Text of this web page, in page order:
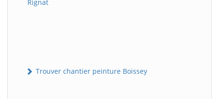
Rignat
Trouver chantier peinture Boissey